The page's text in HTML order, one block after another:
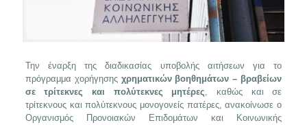
Την έναρξη της διαδικασίας υποβολής αιτήσεων για το
πρόγραμμα χορήγησης χρηματικών βοηθημάτων – βραβείων
σε τρίτεκνες και πολύτεκνες μητέρες, καθώς και σε
τρίτεκνους και πολύτεκνους μονογονείς πατέρες, ανακοίνωσε ο
Οργανισμός Προνοιακών Επιδομάτων και Κοινωνικής